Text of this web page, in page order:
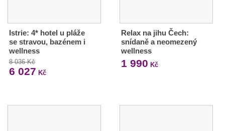
Istrie: 4* hotel u pláže
se stravou, bazénem i
wellness
8 036 Kč
6 027 Kč
Relax na jihu Čech:
snídaně a neomezený
wellness
1 990 Kč